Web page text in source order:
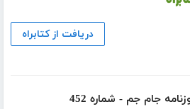
دریافت از کتابراه
جام جم - شماره 452